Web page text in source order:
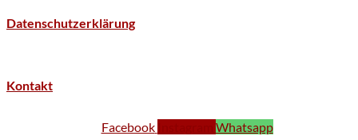
Datenschutzerklärung
Kontakt
Facebook
Whatsapp